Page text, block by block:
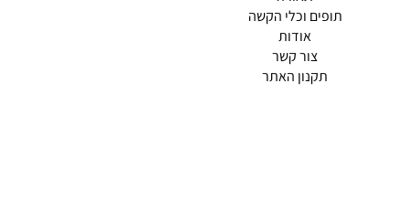
תופים וכלי הקשה
אודות
צור קשר
(current)
תקנון האתר